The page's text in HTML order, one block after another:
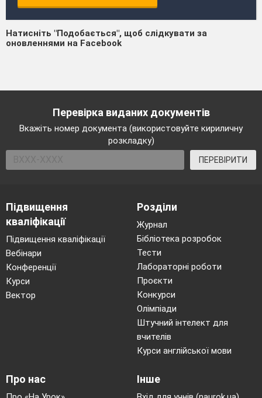
Натисніть "Подобається", щоб слідкувати за
оновленнями на Facebook
Перевірка виданих документів
Вкажіть номер документа (використовуйте кириличну
розкладку)
ПЕРЕВІРИТИ
Підвищення
кваліфікації
Підвищення кваліфікації
Вебінари
Конференції
Курси
Вектор
Розділи
Журнал
Бібліотека розробок
Тести
Лабораторні роботи
Проєкти
Конкурси
Олімпіади
Штучний інтелект для
вчителів
Курси англійської мови
Про нас Інше